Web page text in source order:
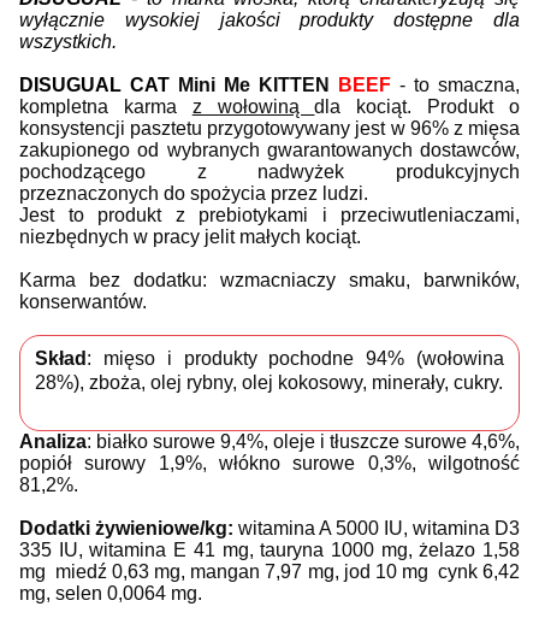
wyłącznie wysokiej jakości produkty dostępne dla
wszystkich.
DISUGUAL CAT Mini Me KITTEN BEEF - to smaczna,
kompletna karma z wołowinądla kociąt. Produkt o
konsystencji pasztetu przygotowywany jest w 96% z mięsa
zakupionego od wybranych gwarantowanych dostawców,
pochodzącego z nadwyżek produkcyjnych
przeznaczonych do spożycia przez ludzi.
Jest to produkt z prebiotykami i przeciwutleniaczami,
niezbędnych w pracy jelit małych kociąt.
Karma bez dodatku: wzmacniaczy smaku, barwników,
konserwantów.
Skład : mięso i produkty pochodne 94% (wołowina
28%), zboża, olej rybny, olej kokosowy, minerały, cukry.
Analiza: białko surowe 9,4%, oleje i tłuszcze surowe 4,6%,
popiół surowy 1,9%, włókno surowe 0,3%, wilgotność
81,2%.
Dodatki żywieniowe/kg: witamina A 5000 IU, witamina D3
335 IU, witamina E 41 mg, tauryna 1000 mg, żelazo 1,58
mg miedź 0,63 mg, mangan 7,97 mg, jod 10 mg cynk 6,42
mg, selen 0,0064 mg.